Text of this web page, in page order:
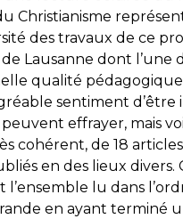
Christianisme
des travaux de ce
Lausanne dont l’une
qualité
sentiment d’être
effrayer, mais
cohérent, de 18
en des lieux divers.
lu dans
en ayant terminé